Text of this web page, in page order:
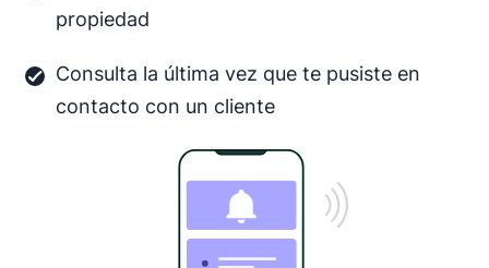
propiedad
Consulta la última vez que te pusiste en
contacto con un cliente